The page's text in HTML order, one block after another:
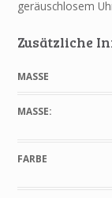
geräuschlosem
Zusätzliche
MASSE
MASSE:
FARBE